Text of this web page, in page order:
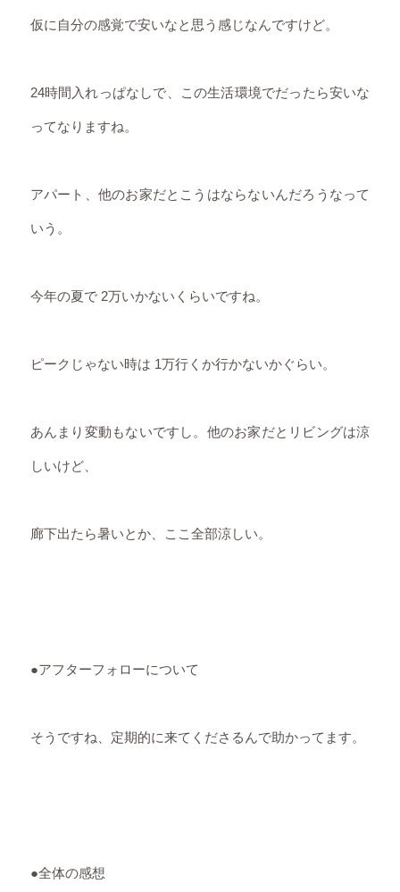
仮に自分の感覚で安いなと思う感じなんですけど。
24時間入れっぱなしで、この生活環境でだったら安いな
ってなりますね。
アパート、他のお家だとこうはならないんだろうなって
いう。
今年の夏で 2万いかないくらいですね。
ピークじゃない時は 1万行くか行かないかぐらい。
あんまり変動もないですし。他のお家だとリビングは涼
しいけど、
廊下出たら暑いとか、ここ全部涼しい。
●アフターフォローについて
そうですね、定期的に来てくださるんで助かってます。
●全体の感想